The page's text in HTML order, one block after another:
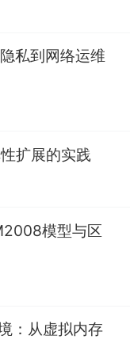
私到网络运维
扩展的实践
模型与区
：从虚拟内存